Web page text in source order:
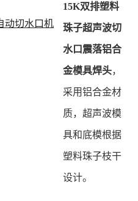
动切水口机
15K双排塑料
珠子超声波切
水口震落铝合
金模具焊头，
采用铝合金材
质，超声波模
具和底模根据
塑料珠子枝干
设计。